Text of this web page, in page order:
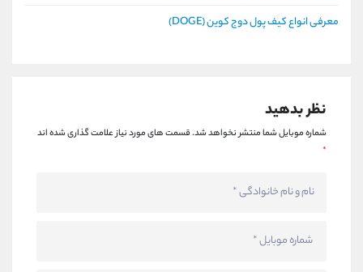
معرفی انواع کیف پول دوج کوین (DOGE)
نظر بدهید
شماره موبایل شما منتشر نخواهد شد.قسمت های مورد نیاز علامت گذاری شده اند
*